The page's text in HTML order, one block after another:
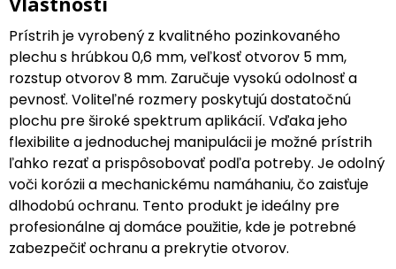
Prístrih je vyrobený z kvalitného pozinkovaného
plechu s hrúbkou 0,6 mm, veľkosť otvorov 5 mm,
rozstup otvorov 8 mm. Zaručuje vysokú odolnosť a
pevnosť. Voliteľné rozmery poskytujú dostatočnú
plochu pre široké spektrum aplikácií. Vďaka jeho
flexibilite a jednoduchej manipulácii je možné prístrih
ľahko rezať a prispôsobovať podľa potreby. Je odolný
voči korózii a mechanickému namáhaniu, čo zaisťuje
dlhodobú ochranu. Tento produkt je ideálny pre
profesionálne aj domáce použitie, kde je potrebné
zabezpečiť ochranu a prekrytie otvorov.